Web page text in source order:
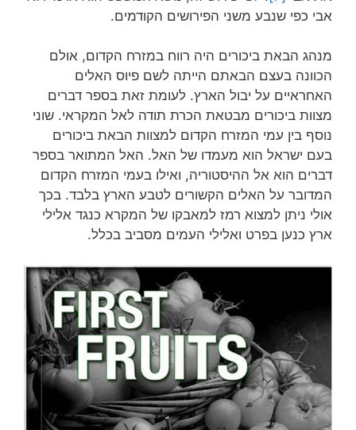
אבי כפי שנבע משני הפירושים הקודמים.
מנהג הבאת ביכורים היה רווח במזרח הקדום, אולם
הכוונה בעצם הבאתם הייתה לשם פיוס האלים
האחראיים על יבול הארץ. לעומת זאת בספר דברים
מצוות ביכורים מבטאת הכרת תודה לאל המקראי. שוני
נוסף בין עמי המזרח הקדום למצוות הבאת ביכורים
בעם ישראל הוא מעמדו של האל. האל המתואר בספר
דברים הוא אל ההיסטוריה, ואילו בעמי המזרח הקדום
המדובר על האלים הקשורים לטבע הארץ בלבד. בכך
אולי ניתן למצוא רמז למאבקו של המקרא כנגד אלילי
ארץ כנען בפרט ואלילי העמים מסביב בכלל.